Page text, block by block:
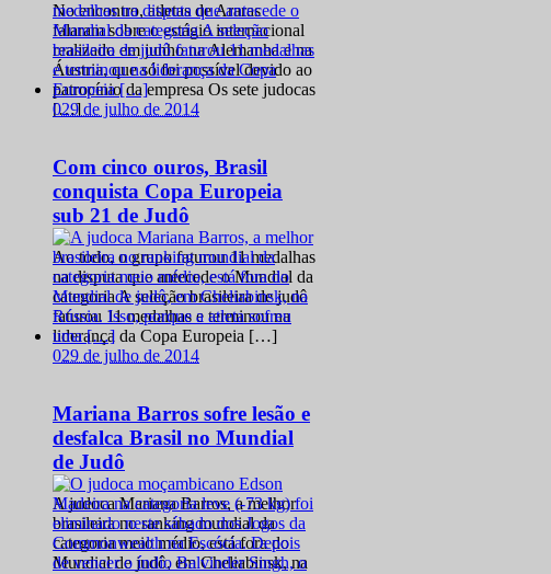
No encontro, atletas de Araras
falaram sobre o estágio internacional
realizado em junho na Alemanha e na
Áustria, que só foi possível devido ao
patrocínio da empresa Os sete judocas
[…]
029 de julho de 2014
Com cinco ouros, Brasil
conquista Copa Europeia
sub 21 de Judô
Ao todo, o grupo faturou 11 medalhas
na disputa que antecede o Mundial da
categoria A seleção brasileira de judô
faturou 11 medalhas e terminou na
liderança da Copa Europeia […]
029 de julho de 2014
Mariana Barros sofre lesão e
desfalca Brasil no Mundial
de Judô
A judoca Mariana Barros, a melhor
brasileira no ranking mundial da
categoria meio médio, está fora do
Mundial de judô, em Cheliabinsk, na